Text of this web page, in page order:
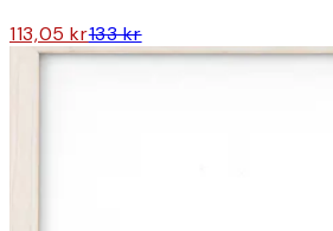
113,05 kr133 kr